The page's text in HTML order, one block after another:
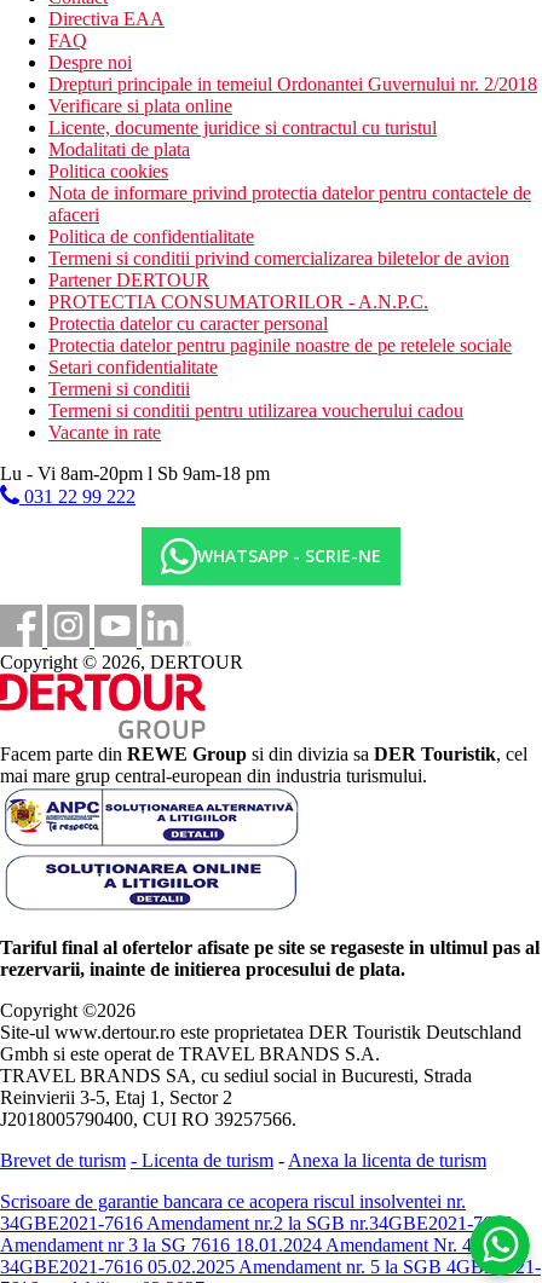
Directiva EAA
FAQ
Despre noi
Drepturi principale in temeiul Ordonantei Guvernului nr. 2/2018
Verificare si plata online
Licente, documente juridice si contractul cu turistul
Modalitati de plata
Politica cookies
Nota de informare privind protectia datelor pentru contactele de
afaceri
Politica de confidentialitate
Termeni si conditii privind comercializarea biletelor de avion
Partener DERTOUR
PROTECTIA CONSUMATORILOR - A.N.P.C.
Protectia datelor cu caracter personal
Protectia datelor pentru paginile noastre de pe retelele sociale
Setari confidentialitate
Termeni si conditii
Termeni si conditii pentru utilizarea voucherului cadou
Vacante in rate
Lu - Vi 8am-20pm l Sb 9am-18 pm
031 22 99 222
WHATSAPP - SCRIE-NE
Copyright © 2026, DERTOUR
Facem parte din REWE Group si din divizia sa DER Touristik, cel
mai mare grup central-european din industria turismului.
Tariful final al ofertelor afisate pe site se regaseste in ultimul pas al
rezervarii, inainte de initierea procesului de plata.
Copyright ©2026
Site-ul www.dertour.ro este proprietatea DER Touristik Deutschland
Gmbh si este operat de TRAVEL BRANDS S.A.
TRAVEL BRANDS SA, cu sediul social in Bucuresti, Strada
Reinvierii 3-5, Etaj 1, Sector 2
J2018005790400, CUI RO 39257566.
Brevet de turism - Licenta de turism - Anexa la licenta de turism
Scrisoare de garantie bancara ce acopera riscul insolventei nr.
34GBE2021-7616 Amendament nr.2 la SGB nr.34GBE2021-7616
Amendament nr 3 la SG 7616 18.01.2024 Amendament Nr. 4 -
34GBE2021-7616 05.02.2025 Amendament nr. 5 la SGB 4GBE2021-